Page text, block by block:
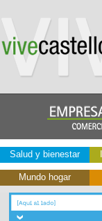
Salud y bienestar
Mundo hogar